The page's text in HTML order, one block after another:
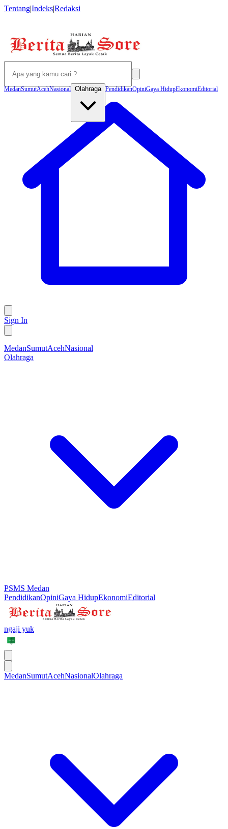
Tentang|Indeks|Redaksi
MedanSumutAcehNasional Olahraga PendidikanOpiniGaya HidupEkonomiEditorial
Sign In
MedanSumutAcehNasional
Olahraga
PSMS Medan
PendidikanOpiniGaya HidupEkonomiEditorial
ngaji yuk
MedanSumutAcehNasionalOlahraga